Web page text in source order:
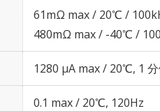
61mΩ max / 20℃ /
480mΩ max / -40℃ /
1280 μA max / 20℃, 1
0.1 max / 20℃, 120Hz